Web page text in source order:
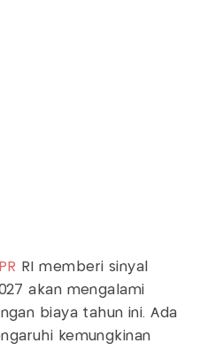
RI memberi sinyal
akan mengalami
biaya tahun ini. Ada
kemungkinan